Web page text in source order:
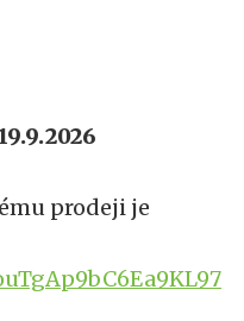
prodeji je